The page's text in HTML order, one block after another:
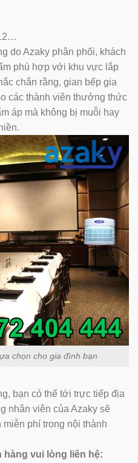
do Azaky phân phối, khách
phù hợp với khu vực lắp
chắn rằng, gian bếp gia
các thành viên thưởng thức
áp mà không bị muỗi hay
chọn cho gia đình bạn
bạn có thể tới trực tiếp địa
nhân viên của Azaky sẽ
phí trong nội thành
hàng vui lòng liên hệ: